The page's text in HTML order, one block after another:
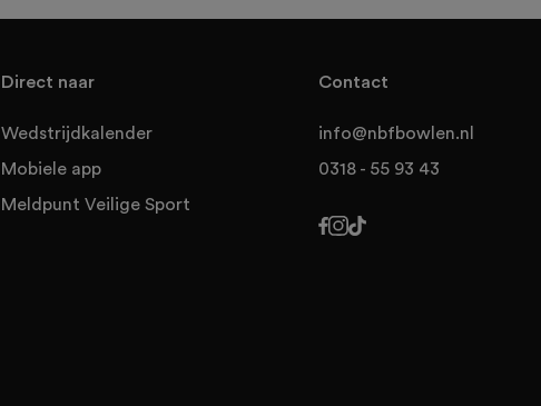
Direct naar
Wedstrijdkalender
Mobiele app
Meldpunt Veilige Sport
Contact
info@nbfbowlen.nl
0318 - 55 93 43